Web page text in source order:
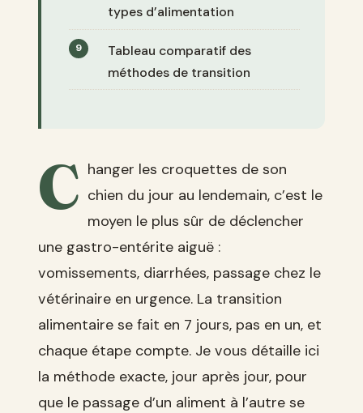
types d’alimentation
Tableau comparatif des
méthodes de transition
C hanger les croquettes de son
chien du jour au lendemain, c’est le
moyen le plus sûr de déclencher
une gastro-entérite aiguë :
vomissements, diarrhées, passage chez le
vétérinaire en urgence. La transition
alimentaire se fait en 7 jours, pas en un, et
chaque étape compte. Je vous détaille ici
la méthode exacte, jour après jour, pour
que le passage d’un aliment à l’autre se